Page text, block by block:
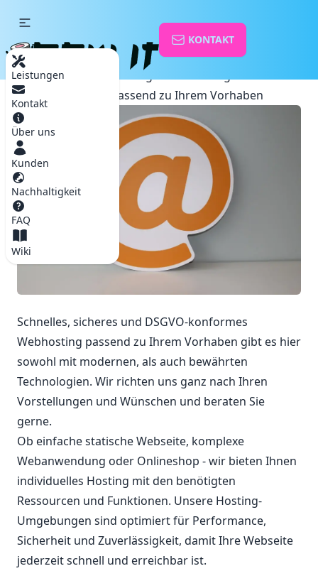
Leistungen
Kontakt
Über uns
Kunden
Nachhaltigkeit
FAQ
Wiki
KONTAKT
Startseite
Webhosting & Mailhosting
Webhosting & Mailhosting
Webhosting passend zu Ihrem Vorhaben
Schnelles, sicheres und DSGVO-konformes
Webhosting passend zu Ihrem Vorhaben gibt es hier
sowohl mit modernen, als auch bewährten
Technologien. Wir richten uns ganz nach Ihren
Vorstellungen und Wünschen und beraten Sie
gerne.
Ob einfache statische Webseite, komplexe
Webanwendung oder Onlineshop - wir bieten Ihnen
individuelles Hosting mit den benötigten
Ressourcen und Funktionen. Unsere Hosting-
Umgebungen sind optimiert für Performance,
Sicherheit und Zuverlässigkeit, damit Ihre Webseite
jederzeit schnell und erreichbar ist.